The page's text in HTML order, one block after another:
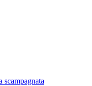
scampagnata